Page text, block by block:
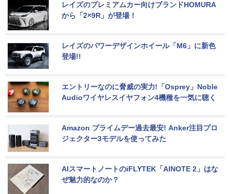
レイズのプレミアムカー向けブランドHOMURA
から「2×9R」が登場！
レイズのパワーデザインホイール「M6」に新色
登場!!
エントリーなのに脅威の実力!「Osprey」Noble
Audioワイヤレスイヤフォン4機種を一気に聴く
Amazon プライムデー過去最安! Anker注目プロ
ジェクター3モデルを使ってみた
AIスマートノートのiFLYTEK「AINOTE 2」はな
ぜ魅力的なのか？